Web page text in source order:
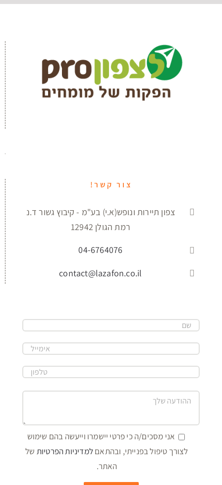
צור קשר!
צפון תיירות ונופש(א.י) בע"מ - קיבוץ גשור ד.נ
רמת הגולן 12942
04-6764076
contact@lazafon.co.il
אני מסכים/ה כי פרטי יישמרו וייעשה בהם שימוש
לצורך טיפול בפנייתי, ובהתאםלמדיניות הפרטיות של
האתר.